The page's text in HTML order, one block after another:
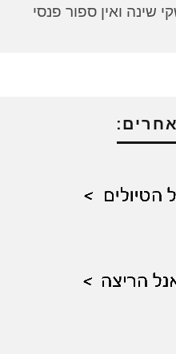
ואין ספור פנסי